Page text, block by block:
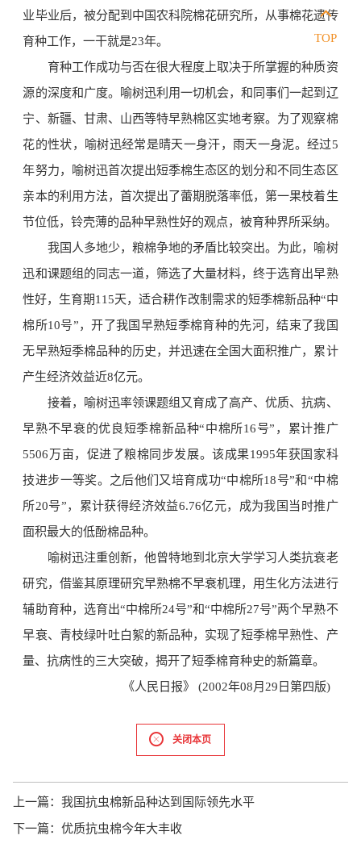
业毕业后，被分配到中国农科院棉花研究所，从事棉花遗传
育种工作，一干就是23年。
育种工作成功与否在很大程度上取决于所掌握的种质资
源的深度和广度。喻树迅利用一切机会，和同事们一起到辽
宁、新疆、甘肃、山西等特早熟棉区实地考察。为了观察棉
花的性状，喻树迅经常是晴天一身汗，雨天一身泥。经过5
年努力，喻树迅首次提出短季棉生态区的划分和不同生态区
亲本的利用方法，首次提出了蕾期脱落率低，第一果枝着生
节位低，铃壳薄的品种早熟性好的观点，被育种界所采纳。
我国人多地少，粮棉争地的矛盾比较突出。为此，喻树
迅和课题组的同志一道，筛选了大量材料，终于选育出早熟
性好，生育期115天，适合耕作改制需求的短季棉新品种“中
棉所10号”，开了我国早熟短季棉育种的先河，结束了我国
无早熟短季棉品种的历史，并迅速在全国大面积推广，累计
产生经济效益近8亿元。
接着，喻树迅率领课题组又育成了高产、优质、抗病、
早熟不早衰的优良短季棉新品种“中棉所16号”，累计推广
5506万亩，促进了粮棉同步发展。该成果1995年获国家科
技进步一等奖。之后他们又培育成功“中棉所18号”和“中棉
所20号”，累计获得经济效益6.76亿元，成为我国当时推广
面积最大的低酚棉品种。
喻树迅注重创新，他曾特地到北京大学学习人类抗衰老
研究，借鉴其原理研究早熟棉不早衰机理，用生化方法进行
辅助育种，选育出“中棉所24号”和“中棉所27号”两个早熟不
早衰、青枝绿叶吐白絮的新品种，实现了短季棉早熟性、产
量、抗病性的三大突破，揭开了短季棉育种史的新篇章。
《人民日报》 (2002年08月29日第四版)
关闭本页
上一篇： 我国抗虫棉新品种达到国际领先水平
下一篇： 优质抗虫棉今年大丰收
TOP